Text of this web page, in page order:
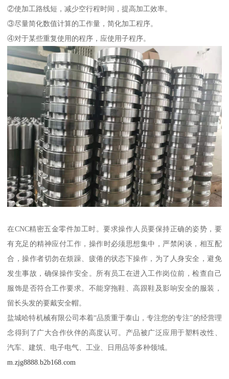
②使加工路线短，减少空行程时间，提高加工效率。
③尽量简化数值计算的工作量，简化加工程序。
④对于某些重复使用的程序，应使用子程序。
在CNC精密五金零件加工时。要求操作人员要保持正确的姿势，要
有充足的精神应付工作，操作时必须思想集中，严禁闲谈，相互配
合，操作者切勿在烦躁、疲倦的状态下操作，为了人身安全，避免
发生事故，确保操作安全。所有员工在进入工作岗位前，检查自己
服饰是否符合工作要求。不能穿拖鞋、高跟鞋及影响安全的服装，
留长头发的要戴安全帽。
盐城哈特机械有限公司本着“品质重于泰山，专注您的专注”的经营理
念得到了广大合作伙伴的高度认可。产品被广泛应用于塑料改性、
汽车、建筑、电子电气、工业、日用品等多种领域。
m.zjg8888.b2b168.com